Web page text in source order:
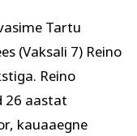
ja
eneseareng
Tartu
(Vaksali 7) Reino
Reino
26 aastat
kauaaegne